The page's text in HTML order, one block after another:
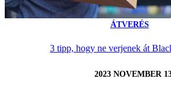
ÁTVERÉS
3 tipp, hogy ne verjenek át
2023 NOVEMBER